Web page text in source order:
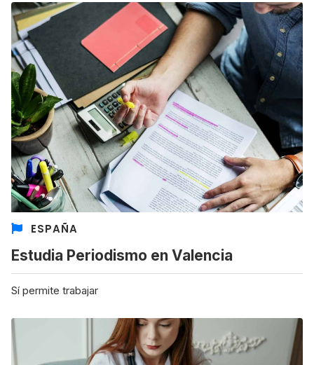
ESPAÑA
Estudia Periodismo en Valencia
Sí permite trabajar